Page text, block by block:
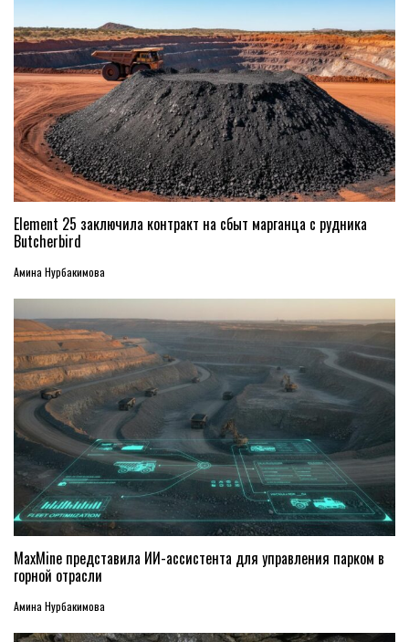
Element 25 заключила контракт на сбыт марганца с рудника
Butcherbird
Амина Нурбакимова
MaxMine представила ИИ-ассистента для управления парком в
горной отрасли
Амина Нурбакимова